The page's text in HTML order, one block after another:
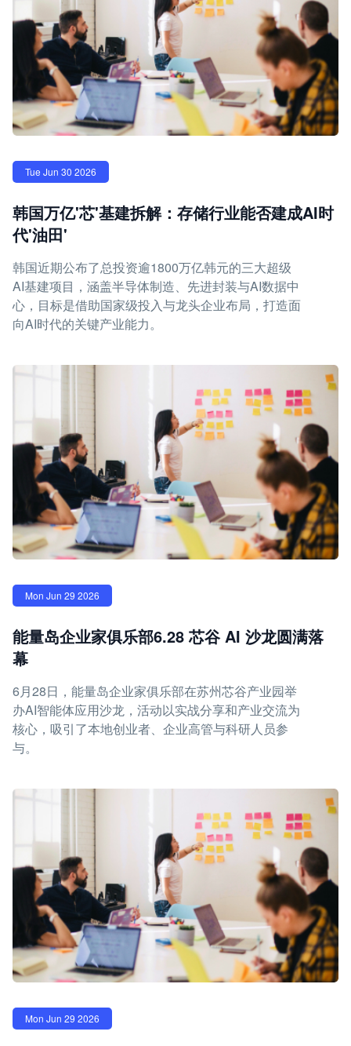
Tue Jun 30 2026
韩国万亿'芯'基建拆解：存储行业能否建成AI时
代'油田'
韩国近期公布了总投资逾1800万亿韩元的三大超级
AI基建项目，涵盖半导体制造、先进封装与AI数据中
心，目标是借助国家级投入与龙头企业布局，打造面
向AI时代的关键产业能力。
Mon Jun 29 2026
能量岛企业家俱乐部6.28 芯谷 AI 沙龙圆满落
幕
6月28日，能量岛企业家俱乐部在苏州芯谷产业园举
办AI智能体应用沙龙，活动以实战分享和产业交流为
核心，吸引了本地创业者、企业高管与科研人员参
与。
Mon Jun 29 2026